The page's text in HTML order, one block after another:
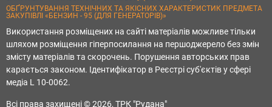
ОБҐРУНТУВАННЯ ТЕХНІЧНИХ ТА ЯКІСНИХ ХАРАКТЕРИСТИК ПРЕДМЕТА
ЗАКУПІВЛІ «БЕНЗИН - 95 (ДЛЯ ГЕНЕРАТОРІВ)»
Використання розміщених на сайті матеріалів можливе тільки
шляхом розміщення гіперпосилання на першоджерело без змін
змісту матеріалів та скорочень. Порушення авторських прав
карається законом. Ідентифікатор в Реєстрі суб'єктів у сфері
медіа L 10-0062.
Всі права захищені © 2026, ТРК "Рудана"